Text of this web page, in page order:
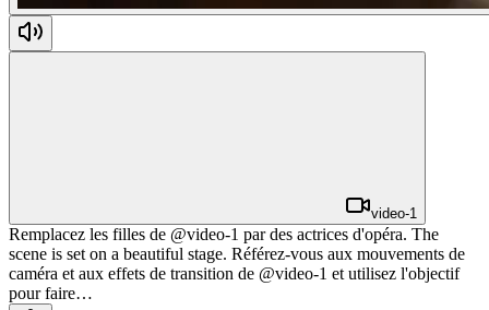
video-1
Remplacez les filles de @video-1 par des actrices d'opéra. The
scene is set on a beautiful stage. Référez-vous aux mouvements de
caméra et aux effets de transition de @video-1 et utilisez l'objectif
pour faire…